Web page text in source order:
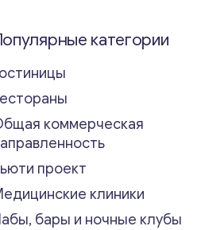
категории
коммерческая
проект
клиники
бары и ночные клубы